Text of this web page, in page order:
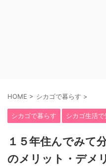
HOME > シカゴで暮らす >
シカゴで暮らす シカゴ生活
１５年住んでみて
のメリット・デメ